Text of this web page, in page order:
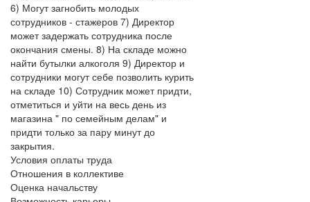
6) Могут загнобить молодых
сотрудников - стажеров 7) Директор
может задержать сотрудника после
окончания смены. 8) На складе можно
найти бутылки алкоголя 9) Директор и
сотрудники могут себе позволить курить
на складе 10) Сотрудник может придти,
отметиться и уйти на весь день из
магазина " по семейным делам" и
придти только за пару минут до
закрытия.
Условия оплаты труда
Отношения в коллективе
Оценка начальству